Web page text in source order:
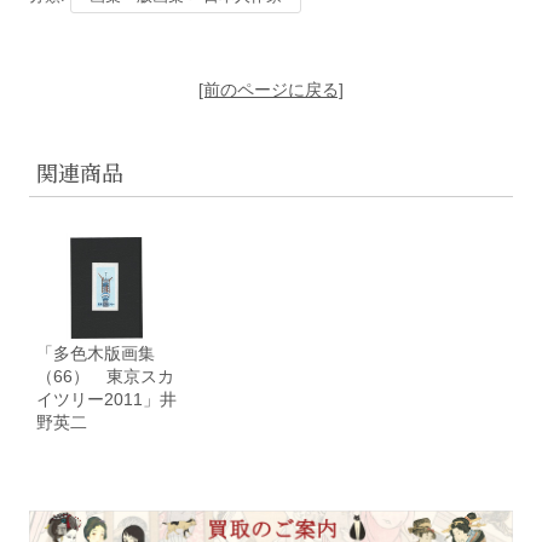
[前のページに戻る]
関連商品
「多色木版画集
（66） 東京スカ
イツリー2011」井
野英二